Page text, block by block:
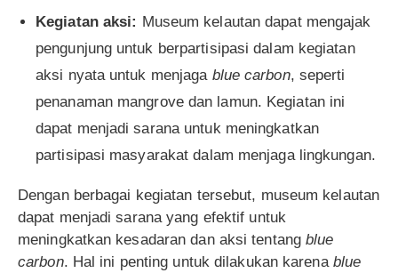
Kegiatan aksi: Museum kelautan dapat mengajak
pengunjung untuk berpartisipasi dalam kegiatan
aksi nyata untuk menjaga blue carbon, seperti
penanaman mangrove dan lamun. Kegiatan ini
dapat menjadi sarana untuk meningkatkan
partisipasi masyarakat dalam menjaga lingkungan.
Dengan berbagai kegiatan tersebut, museum kelautan
dapat menjadi sarana yang efektif untuk
meningkatkan kesadaran dan aksi tentangblue
carbon. Hal ini penting untuk dilakukan karena blue